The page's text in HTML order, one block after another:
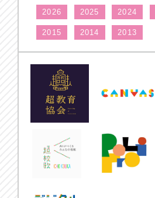
2026 2025 2024
2015 2014 2013